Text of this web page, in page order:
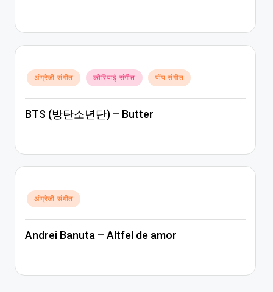
Posted
in
अंग्रेजी संगीत कोरियाई संगीत पॉप संगीत
BTS (방탄소년단) – Butter
Posted
in
अंग्रेजी संगीत
Andrei Banuta – Altfel de amor